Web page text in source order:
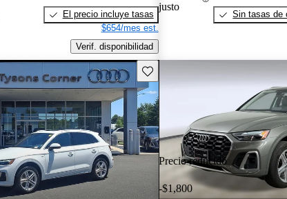
El precio incluye tasas
$654/mes est.
Verif. disponibilidad
justo
Sin tasas de
Guarda este Aviso
Precio reducido
-$1,800